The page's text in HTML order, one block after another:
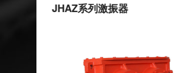
JHAZ系列激振器